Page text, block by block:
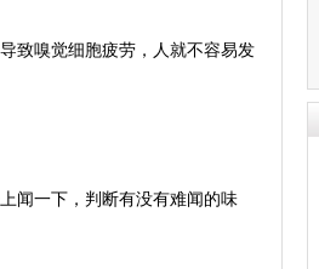
嗅觉细胞疲劳，人就不容易发
闻一下，判断有没有难闻的味